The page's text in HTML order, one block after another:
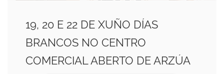
19, 20 E 22 DE XUÑO DÍAS
BRANCOS NO CENTRO
COMERCIAL ABERTO DE ARZÚA